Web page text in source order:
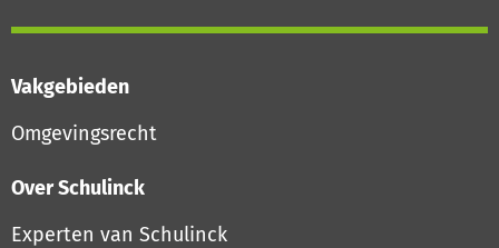
Vakgebieden
Omgevingsrecht
Over Schulinck
Experten van Schulinck